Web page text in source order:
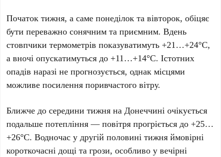
Початок тижня, а самепонеділок тавівторок, обіцяє
бути переважно сонячним та приємним. Вдень
стовпчики термометрів показуватимуть +21…+24°C,
а вночі опускатимуться до +11…+14°C. Істотних
опадів наразі не прогнозується, однак місцями
можливе посилення поривчастого вітру.
Ближче до середини тижня наДонеччині очікується
подальше потепління — повітря прогріється до +25…
+26°C. Водночас у другій половині тижня ймовірні
короткочасні дощі та грози, особливо у вечірні